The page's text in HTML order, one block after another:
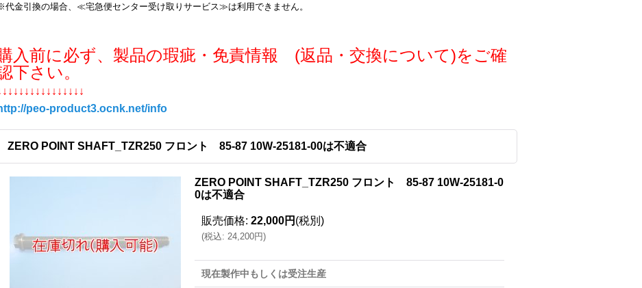
代金引換の場合、≪宅急便センター受け取りサービス≫は利用できません。
入前に必ず、製品の瑕疵・免責情報 (返品・交換について)をご確
下さい。
peo-product3.ocnk.net/info
ZERO POINT SHAFT_TZR250 フロント 85-87 10W-25181-00は不適合
ZERO POINT SHAFT_TZR250 フロント 85-87 10W-25181-0
0は不適合
販売価格: 22,000円 (税別)
(税込: 24,200円)
現在製作中もしくは受注生産